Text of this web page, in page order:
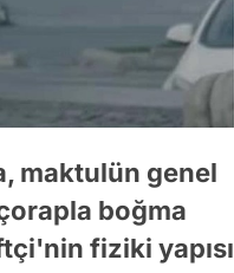
maktulün genel
boğma
fiziki yapısı